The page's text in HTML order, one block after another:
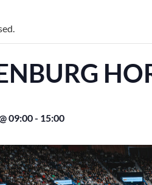
09:00- 15:00